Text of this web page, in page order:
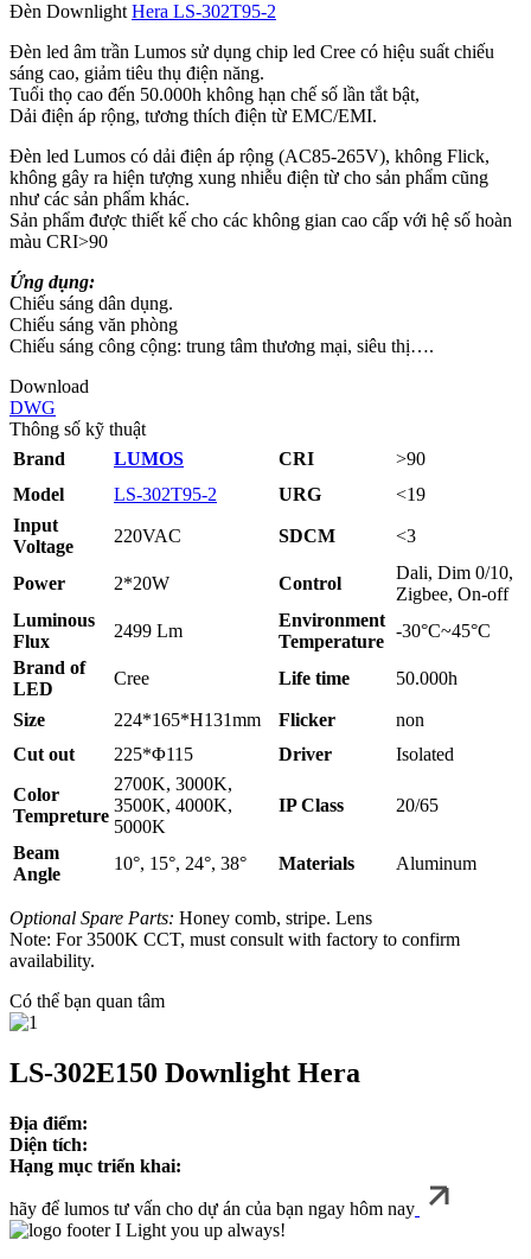
Đèn Downlight Hera LS‑302T95-2
Đèn led âm trần Lumos sử dụng chip led Cree có hiệu suất chiếu
sáng cao, giảm tiêu thụ điện năng.
Tuổi thọ cao đến 50.000h không hạn chế số lần tắt bật,
Dải điện áp rộng, tương thích điện từ EMC/EMI.
Đèn led Lumos có dải điện áp rộng (AC85-265V), không Flick,
không gây ra hiện tượng xung nhiễu điện từ cho sản phẩm cũng
như các sản phẩm khác.
Sản phẩm được thiết kế cho các không gian cao cấp với hệ số hoàn
màu CRI>90
Ứng dụng:
Chiếu sáng dân dụng.
Chiếu sáng văn phòng
Chiếu sáng công cộng: trung tâm thương mại, siêu thị….
Download
DWG
Thông số kỹ thuật
Brand
LUMOS CRI
>90
Model
LS-302T95-2 URG
<19
Input
Voltage
220VAC SDCM <3
Power 2*20W Control
Dali, Dim 0/10,
Zigbee, On-off
Luminous
Flux
2499 Lm
Environment
Temperature
-30°C~45°C
Brand of
LED
Cree Life time 50.000h
Size 224*165*H131mm Flicker
non
Cut out
225*Φ115 Driver
Isolated
Color
Tempreture
2700K, 3000K,
3500K, 4000K,
5000K
IP Class 20/65
Beam
Angle
10°, 15°, 24°, 38° Materials Aluminum
Optional Spare Parts: Honey comb, stripe. Lens
Note: For 3500K CCT, must consult with factory to confirm
availability.
Có thể bạn quan tâm
LS‑302E150 Downlight Hera
Địa điểm:
Diện tích:
Hạng mục triển khai:
hãy để lumos tư vấn cho dự án của bạn ngay hôm nay
I Light you up always!